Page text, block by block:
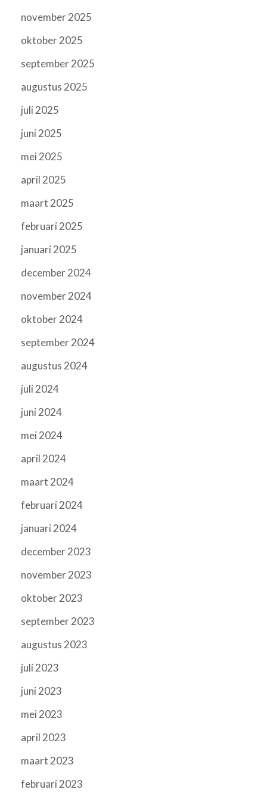
november 2025
oktober 2025
september 2025
augustus 2025
juli 2025
juni 2025
mei 2025
april 2025
maart 2025
februari 2025
januari 2025
december 2024
november 2024
oktober 2024
september 2024
augustus 2024
juli 2024
juni 2024
mei 2024
april 2024
maart 2024
februari 2024
januari 2024
december 2023
november 2023
oktober 2023
september 2023
augustus 2023
juli 2023
juni 2023
mei 2023
april 2023
maart 2023
februari 2023